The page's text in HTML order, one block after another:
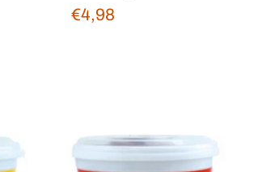
€4,98